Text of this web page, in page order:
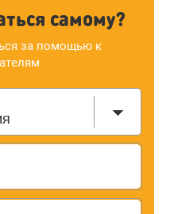
самому?
за помощью к